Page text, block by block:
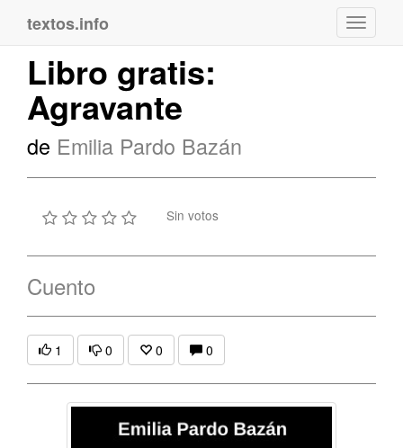
textos.info
Libro gratis:
Agravante
de Emilia Pardo Bazán
Sin votos
Cuento
1 0 0 0